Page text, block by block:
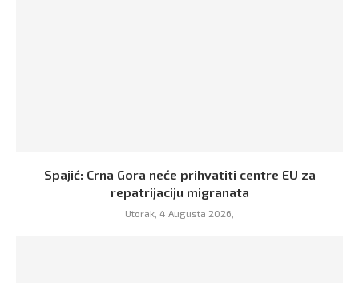
Spajić: Crna Gora neće prihvatiti centre EU za
repatrijaciju migranata
Utorak, 4 Augusta 2026,